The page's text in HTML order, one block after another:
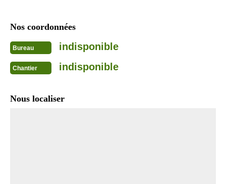
Nos coordonnées
Bureau indisponible
Chantier indisponible
Nous localiser